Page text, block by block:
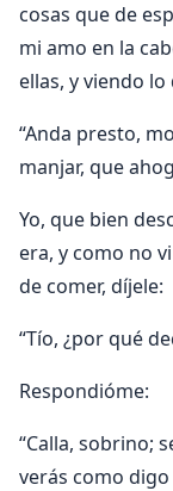
cosas que de
mi amo en la
ellas, y viendo
“Anda presto,
manjar, que
Yo, que bien
era, y como no
de comer, díjele:
“Tío, ¿por qué
Respondióme:
“Calla, sobrino;
verás como digo